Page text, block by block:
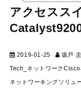
アクセスス
2019-01-25 坂戸
Tech_ネットワークCisco
ネットワーキングソリュ